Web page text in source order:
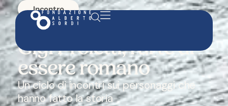
Incontro
I grandi volti di Roma:
Gigi Proietti, l’arte di
essere romano
Un ciclo di incontri sui personaggi che
hanno fatto la storia